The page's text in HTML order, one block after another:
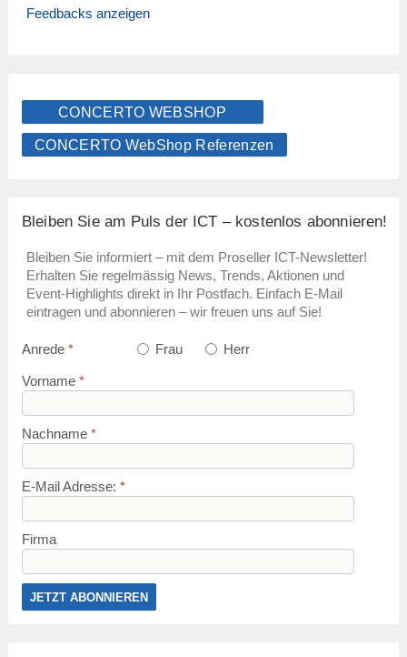
Feedbacks anzeigen
CONCERTO WEBSHOP
CONCERTO WebShop Referenzen
Bleiben Sie am Puls der ICT – kostenlos abonnieren!
Bleiben Sie informiert – mit dem Proseller ICT-Newsletter!
Erhalten Sie regelmässig News, Trends, Aktionen und
Event-Highlights direkt in Ihr Postfach. Einfach E-Mail
eintragen und abonnieren – wir freuen uns auf Sie!
Anrede * Frau Herr
Vorname *
Nachname *
E-Mail Adresse: *
Firma